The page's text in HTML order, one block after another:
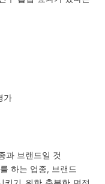
가
과 브랜드일 것
하는 업종, 브랜드